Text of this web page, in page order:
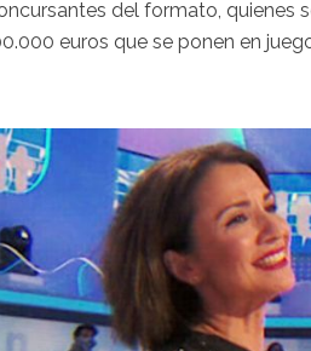
del formato, quienes
euros que se ponen en